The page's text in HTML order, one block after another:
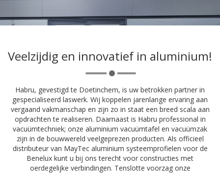
Veelzijdig en innovatief in aluminium!
Habru, gevestigd te Doetinchem, is uw betrokken partner in
gespecialiseerd laswerk. Wij koppelen jarenlange ervaring aan
vergaand vakmanschap en zijn zo in staat een breed scala aan
opdrachten te realiseren. Daarnaast is Habru professional in
vacuümtechniek; onze aluminium vacuümtafel en vacuümzak
zijn in de bouwwereld veelgeprezen producten. Als officieel
distributeur van MayTec aluminium systeemprofielen voor de
Benelux kunt u bij ons terecht voor constructies met
oerdegelijke verbindingen. Tenslotte voorzag onze